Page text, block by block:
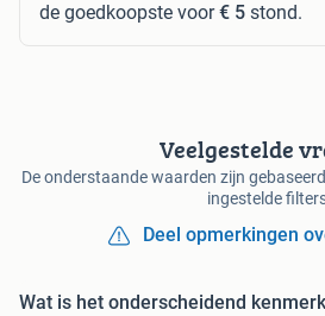
de goedkoopste voor€ 5 stond.
Veelgestelde
De onderstaande waarden zijn
ingestelde
Deel opmerkingen
Wat is het onderscheidend